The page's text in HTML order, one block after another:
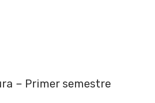
– Primer semestre